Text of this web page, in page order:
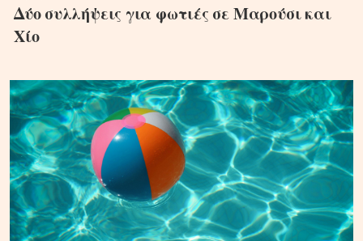
Δύο συλλήψεις για φωτιές σε Μαρούσι και
Χίο